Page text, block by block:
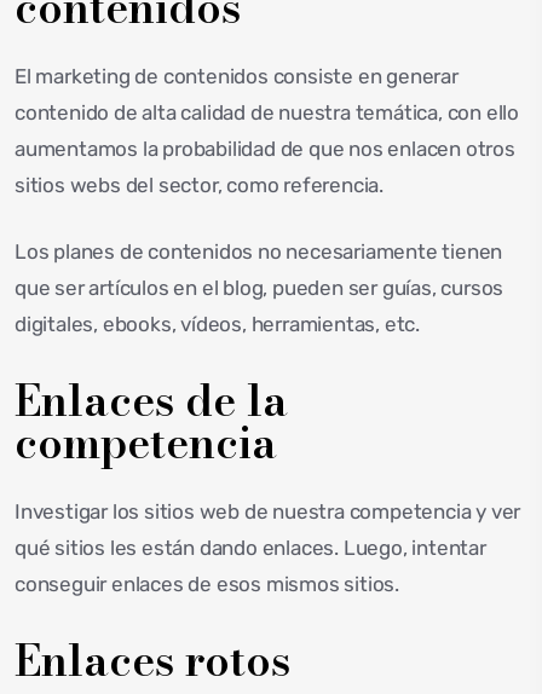
El marketing de contenidos consiste en generar
contenido de alta calidad de nuestra temática, con ello
aumentamos la probabilidad de que nos enlacen otros
sitios webs del sector, como referencia.
Los planes de contenidos no necesariamente tienen
que ser artículos en el blog, pueden ser guías, cursos
digitales, ebooks, vídeos, herramientas, etc.
Enlaces de la
competencia
Investigar los sitios web de nuestra competencia y ver
qué sitios les están dando enlaces. Luego, intentar
conseguir enlaces de esos mismos sitios.
Enlaces rotos